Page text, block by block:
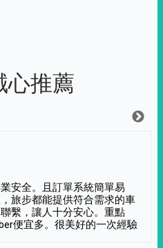
心推薦
安全。且訂單系統簡單易
旅步都能提供符合需求的車
繫，讓人十分安心。重點
便宜多。很美好的一次經驗